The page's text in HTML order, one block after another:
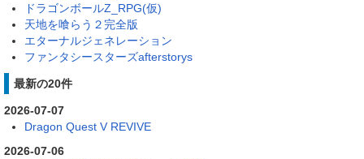
ドラゴンボールZ_RPG(仮)
天地を喰らう２完全版
エターナルジェネレーション
ファンタシースターズafterstorys
最新の20件
2026-07-07
Dragon Quest V REVIVE
2026-07-06